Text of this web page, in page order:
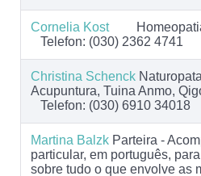
Cornelia Kost
Telefon: (030) 2362 4741
Christina Schenck
Acupuntura, Tuina Anmo,
Telefon: (030) 6910 34018
Martina Balzk Parteira -
particular, em português,
sobre tudo o que envolve as